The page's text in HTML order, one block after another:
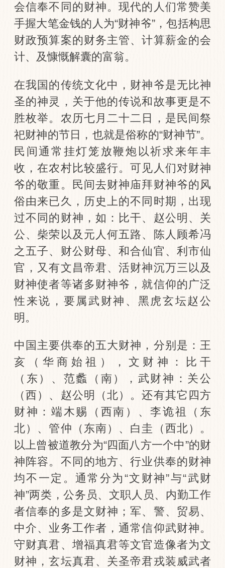
会信奉不同的财神。现代的人们常赞美
手握大笔金钱的人为“财神爷”，包括构思
财政预算案的财务主管、计算薪金的会
计、及慷慨解囊的富翁。
在我国的传统文化中，财神爷是无比神
圣的神灵，关于他的传说和故事更是不
胜枚举。农历七月二十二日，是民间祭
祀财神的节日，也就是俗称的“财神节”。
民间通常挂灯笼放鞭炮以祈求来年丰
收，在农村比较盛行。可见人们对财神
爷的敬重。民间去财神庙拜财神爷的风
俗由来已久，历史上的不同时期，出现
过不同的财神，如：比干、赵公明、关
公、柴荣以及元人何五路、陈人顾希冯
之五子、财公财母、和合仙官、利市仙
官，又有文昌帝君、活财神沉万三以及
财神使者等诸多财神爷，就信仰的广泛
性来说，要属武财神、黑虎玄坛赵公
明。
中国主要供奉的五大财神，分别是：王
亥（华商始祖），文财神：比干
（东）、范蠡（南），武财神：关公
（西）、赵公明（北）。还有其它四方
财神：端木赐（西南）、李诡祖（东
北）、管仲（东南）、白圭（西北）。
以上曾被道教分为“四面八方一个中”的财
神阵容。不同的地方、行业供奉的财神
均不一定。通常分为“文财神”与“武财
神”两类，公务员、文职人员、内勤工作
者信奉的多是文财神；军、警、贸易、
中介、业务工作者，通常信仰武财神。
守财真君、增福真君等文官造像者为文
财神，玄坛真君、关圣帝君戎装威武者